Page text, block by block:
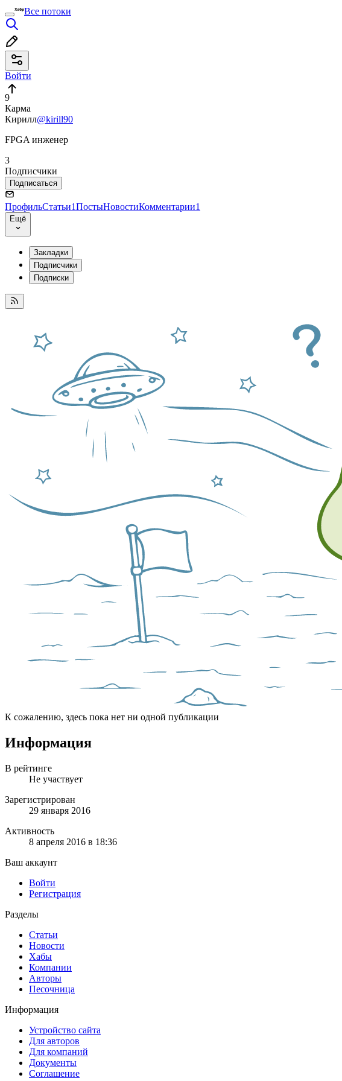
Все потоки
Войти
9
Карма
Кирилл@kirill90
FPGA инженер
3
Подписчики
Подписаться
ПрофильСтатьи1ПостыНовостиКомментарии1
Ещё
Закладки
Подписчики
Подписки
К сожалению, здесь пока нет ни одной публикации
Информация
В рейтинге
Не участвует
Зарегистрирован
29 января 2016
Активность
8 апреля 2016 в 18:36
Ваш аккаунт
Войти
Регистрация
Разделы
Статьи
Новости
Хабы
Компании
Авторы
Песочница
Информация
Устройство сайта
Для авторов
Для компаний
Документы
Соглашение